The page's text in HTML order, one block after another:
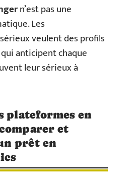
n’est pas une
Les
veulent des profils
anticipent chaque
leur sérieux à
plateformes en
et
prêt en